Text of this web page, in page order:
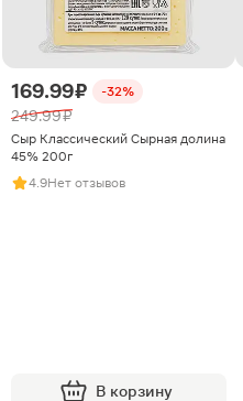
169.99 ₽ -32%
249.99 ₽
Сыр Классический Сырная долина
45% 200г
4.9Нет отзывов
В корзину